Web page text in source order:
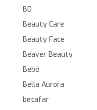
BD
Beauty Care
Beauty Face
Beaver Beauty
Bebé
Bella Aurora
betafar